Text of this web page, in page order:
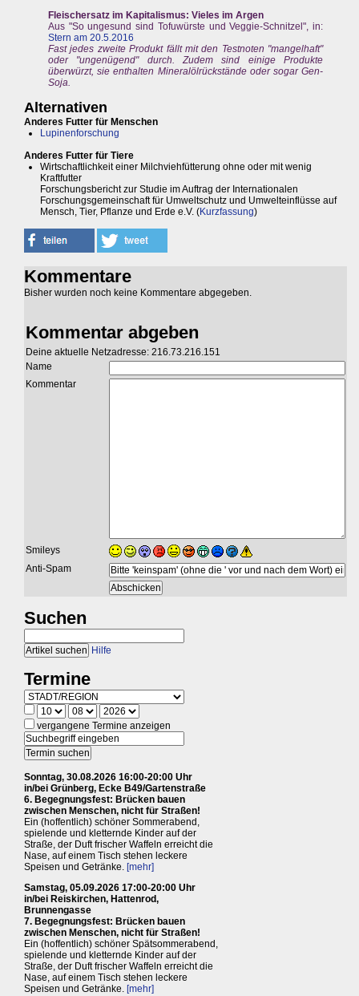
Fleischersatz im Kapitalismus: Vieles im Argen
Aus "So ungesund sind Tofuwürste und Veggie-Schnitzel", in:
Stern am 20.5.2016
Fast jedes zweite Produkt fällt mit den Testnoten "mangelhaft"
oder "ungenügend" durch. Zudem sind einige Produkte
überwürzt, sie enthalten Mineralölrückstände oder sogar Gen-
Soja.
Alternativen
Anderes Futter für Menschen
Lupinenforschung
Anderes Futter für Tiere
Wirtschaftlichkeit einer Milchviehfütterung ohne oder mit wenig
Kraftfutter
Forschungsbericht zur Studie im Auftrag der Internationalen
Forschungsgemeinschaft für Umweltschutz und Umwelteinflüsse auf
Mensch, Tier, Pflanze und Erde e.V. (Kurzfassung)
Kommentare
Bisher wurden noch keine Kommentare abgegeben.
Kommentar abgeben
Deine aktuelle Netzadresse: 216.73.216.151
Name
Kommentar
Smileys
Anti-Spam
Suchen
Hilfe
Termine
vergangene Termine anzeigen
Sonntag, 30.08.2026 16:00-20:00 Uhr
in/bei Grünberg, Ecke B49/Gartenstraße
6. Begegnungsfest: Brücken bauen
zwischen Menschen, nicht für Straßen!
Ein (hoffentlich) schöner Sommerabend,
spielende und kletternde Kinder auf der
Straße, der Duft frischer Waffeln erreicht die
Nase, auf einem Tisch stehen leckere
Speisen und Getränke. [mehr]
Samstag, 05.09.2026 17:00-20:00 Uhr
in/bei Reiskirchen, Hattenrod,
Brunnengasse
7. Begegnungsfest: Brücken bauen
zwischen Menschen, nicht für Straßen!
Ein (hoffentlich) schöner Spätsommerabend,
spielende und kletternde Kinder auf der
Straße, der Duft frischer Waffeln erreicht die
Nase, auf einem Tisch stehen leckere
Speisen und Getränke. [mehr]